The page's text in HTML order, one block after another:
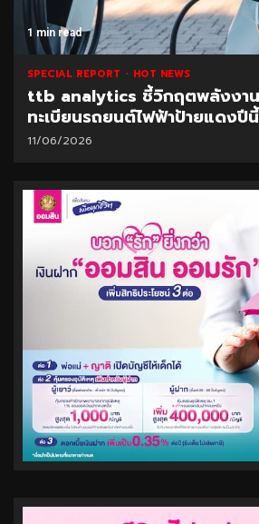
1 min read
SPECIAL REPORT HOT NEWS
ttb analytics ชี้วิกฤตพลังงา
ทะเบียนรถยนต์ไฟฟ้าป้ายแดงปี
11/06/2026